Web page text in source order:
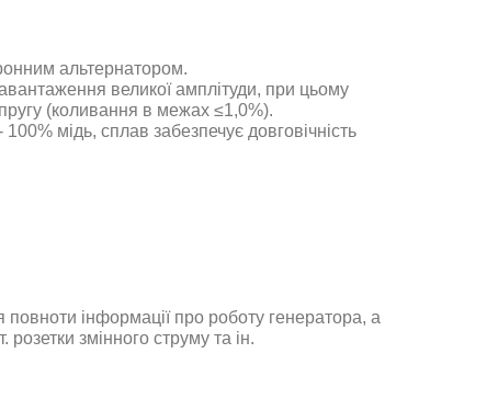
альтернатором.
великої амплітуди, при цьому
(коливання в межах ≤1,0%).
мідь, сплав забезпечує довговічність
інформації про роботу генератора, а
змінного струму та ін.